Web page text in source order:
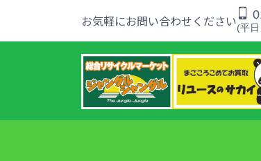
テ
キ
ゲ
に
お気軽にお問い合わせください(平